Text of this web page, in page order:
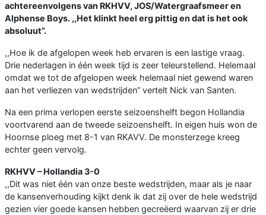
achtereenvolgens van RKHVV, JOS/Watergraafsmeer en
Alphense Boys. ,,Het klinkt heel erg pittig en dat is het ook
absoluut”.
,,Hoe ik de afgelopen week heb ervaren is een lastige vraag.
Drie nederlagen in één week tijd is zeer teleurstellend. Helemaal
omdat we tot de afgelopen week helemaal niet gewend waren
aan het verliezen van wedstrijden” vertelt Nick van Santen.
Na een prima verlopen eerste seizoenshelft begon Hollandia
voortvarend aan de tweede seizoenshelft. In eigen huis won de
Hoornse ploeg met 8-1 van RKAVV. De monsterzege kreeg
echter geen vervolg.
RKHVV – Hollandia 3-0
,,Dit was niet één van onze beste wedstrijden, maar als je naar
de kansenverhouding kijkt denk ik dat zij over de hele wedstrijd
gezien vier goede kansen hebben gecreëerd waarvan zij er drie